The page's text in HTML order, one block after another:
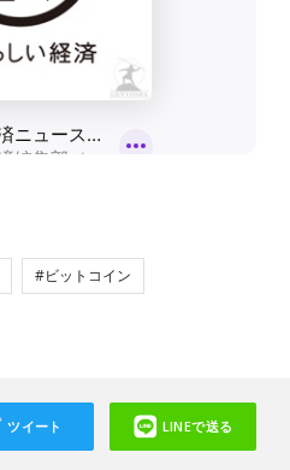
#ビットコイン
ツイート LINEで送る